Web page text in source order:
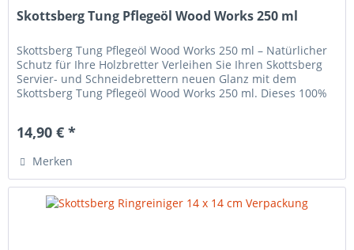
Skottsberg Tung Pflegeöl Wood Works 250 ml
Skottsberg Tung Pflegeöl Wood Works 250 ml – Natürlicher
Schutz für Ihre Holzbretter Verleihen Sie Ihren Skottsberg
Servier- und Schneidebrettern neuen Glanz mit dem
Skottsberg Tung Pflegeöl Wood Works 250 ml. Dieses 100%
14,90 € *
Merken